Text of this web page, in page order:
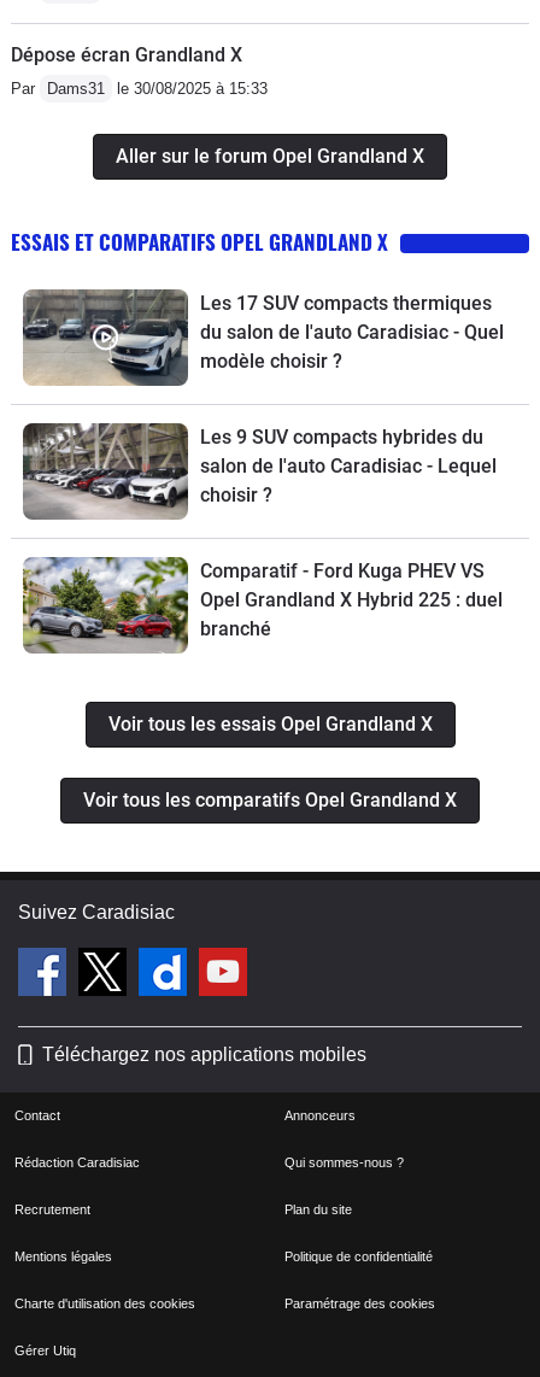
Dépose écran Grandland X
Par Dams31 le 30/08/2025 à 15:33
Aller sur le forum Opel Grandland X
ESSAIS ET COMPARATIFS OPEL GRANDLAND X
Les 17 SUV compacts thermiques
du salon de l'auto Caradisiac - Quel
modèle choisir ?
Les 9 SUV compacts hybrides du
salon de l'auto Caradisiac - Lequel
choisir ?
Comparatif - Ford Kuga PHEV VS
Opel Grandland X Hybrid 225 : duel
branché
Voir tous les essais Opel Grandland X
Voir tous les comparatifs Opel Grandland X
Suivez Caradisiac
Téléchargez nos applications mobiles
Contact Annonceurs
Rédaction Caradisiac Qui sommes-nous ?
Recrutement Plan du site
Mentions légales Politique de confidentialité
Charte d'utilisation des cookies Paramétrage des cookies
Gérer Utiq